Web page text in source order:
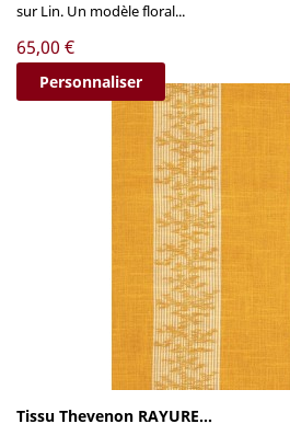
sur Lin. Un modèle floral...
Prix
65,00 €
Personnaliser
Tissu Thevenon RAYURE...